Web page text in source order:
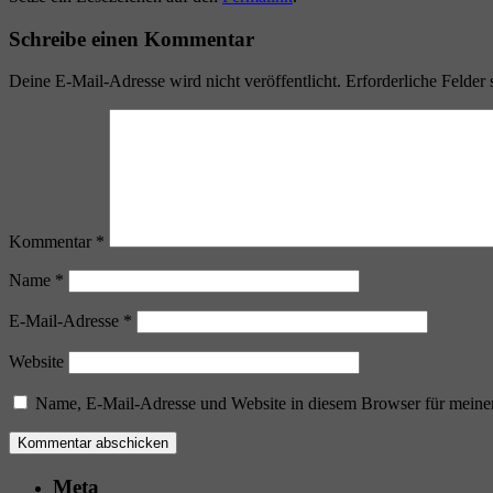
Schreibe einen Kommentar
Deine E-Mail-Adresse wird nicht veröffentlicht. Erforderliche Felder
Kommentar *
Name *
E-Mail-Adresse *
Website
Name, E-Mail-Adresse und Website in diesem Browser für
Meta